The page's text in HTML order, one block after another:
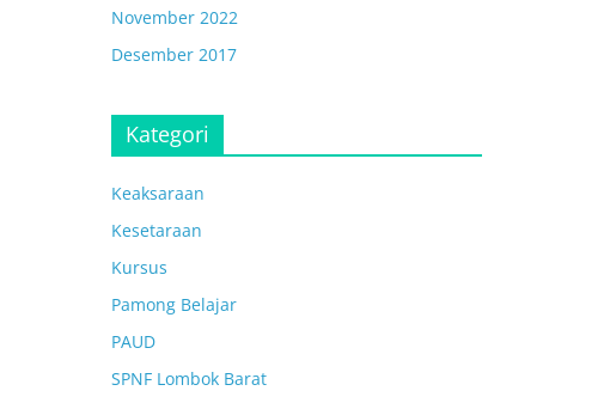
November 2022
Desember 2017
Kategori
Keaksaraan
Kesetaraan
Kursus
Pamong Belajar
PAUD
SPNF Lombok Barat